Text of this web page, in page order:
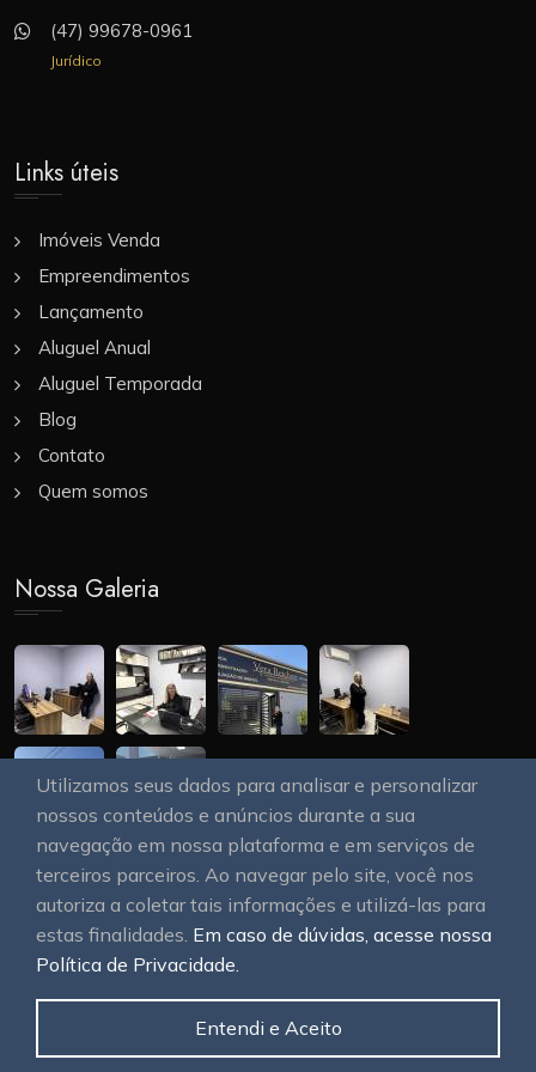
Utilizamos seus dados para analisar e personalizar
nossos conteúdos e anúncios durante a sua
navegação em nossa plataforma e em serviços de
terceiros parceiros. Ao navegar pelo site, você nos
autoriza a coletar tais informações e utilizá-las para
estas finalidades. Em caso de dúvidas, acesse nossa
Política de Privacidade.
Entendi e Aceito
(47) 99678-0961
Jurídico
Links úteis
Imóveis Venda
Empreendimentos
Lançamento
Aluguel Anual
Aluguel Temporada
Blog
Contato
Quem somos
Nossa Galeria
OAWEB site e sistemas para imobiliárias
os direitos reservados.